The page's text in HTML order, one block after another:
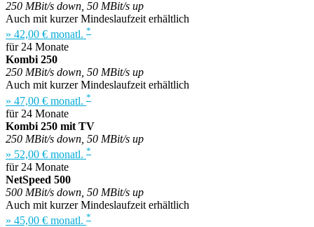
250 MBit/s down, 50 MBit/s up
Auch mit kurzer Mindeslaufzeit erhältlich
» 42,00 € monatl. *
für 24 Monate
Kombi 250
250 MBit/s down, 50 MBit/s up
Auch mit kurzer Mindeslaufzeit erhältlich
» 47,00 € monatl. *
für 24 Monate
Kombi 250 mit TV
250 MBit/s down, 50 MBit/s up
» 52,00 € monatl. *
für 24 Monate
NetSpeed 500
500 MBit/s down, 50 MBit/s up
Auch mit kurzer Mindeslaufzeit erhältlich
» 45,00 € monatl. *